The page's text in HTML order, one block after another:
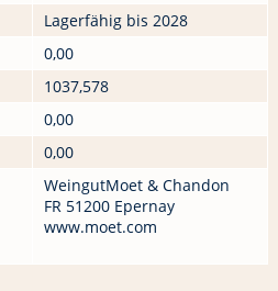
Lagerfähig bis 2028
0,00
1037,578
0,00
0,00
WeingutMoet & Chandon
FR 51200 Epernay
www.moet.com